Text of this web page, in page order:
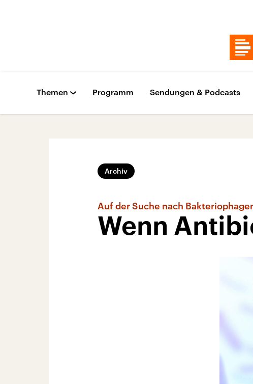
Themen Programm Sendungen & Podcasts
Archiv
Auf der Suche nach
Wenn